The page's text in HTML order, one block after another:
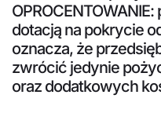
dotacją na pokrycie
oznacza, że
zwrócić jedynie
oraz dodatkowych